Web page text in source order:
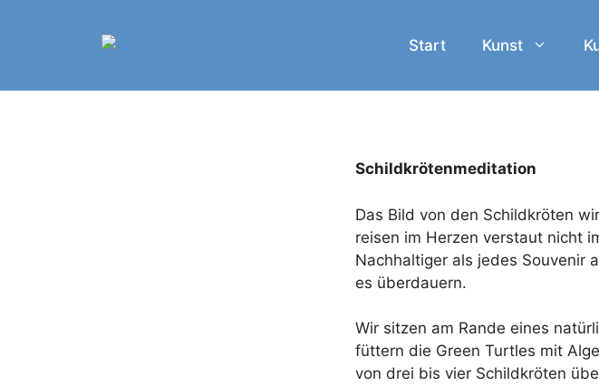
Start Kunst
Schildkrötenmeditation
Das Bild von den Schildkröten
reisen im Herzen verstaut nicht
Nachhaltiger als jedes Souvenir
es überdauern.
Wir sitzen am Rande eines
füttern die Green Turtles mit
von drei bis vier Schildkröten